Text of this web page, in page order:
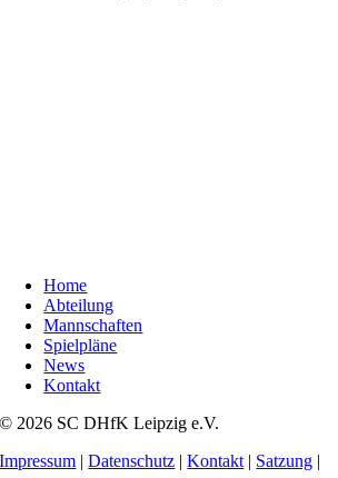
Home
Abteilung
Mannschaften
Spielpläne
News
Kontakt
© 2026 SC DHfK Leipzig e.V.
Impressum |Datenschutz |Kontakt | Satzung |